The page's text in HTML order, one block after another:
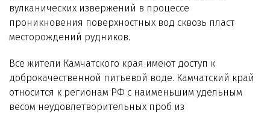
вулканических извержений в процессе
проникновения поверхностных вод сквозь пласт
месторождений рудников.
Все жители Камчатского края имеют доступ к
доброкачественной питьевой воде. Камчатский край
относится к регионам РФ с наименьшим удельным
весом неудовлетворительных проб из